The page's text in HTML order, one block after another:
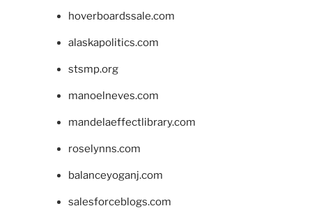
hoverboardssale.com
alaskapolitics.com
stsmp.org
manoelneves.com
mandelaeffectlibrary.com
roselynns.com
balanceyoganj.com
salesforceblogs.com